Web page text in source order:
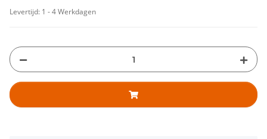
Levertijd: 1 - 4 Werkdagen